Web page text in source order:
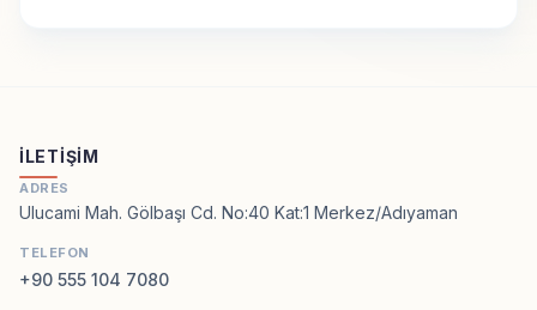
İLETIŞIM
ADRES
Ulucami Mah. Gölbaşı Cd. No:40 Kat:1 Merkez/Adıyaman
TELEFON
+90 555 104 7080